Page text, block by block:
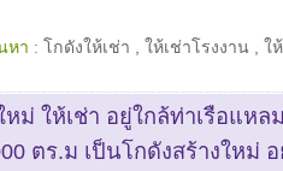
หา : โกดังให้เช่า ให้เช่าโรงงาน
ใ
หม่ ให้เช่า อยู่ใกล้ท่าเรือแห
ตร.ม เป็นโกดังสร้างใหม่